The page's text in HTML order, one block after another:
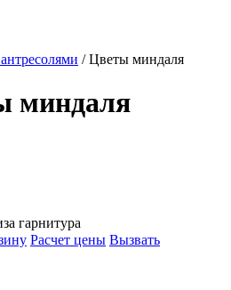
/ Цветы миндаля
миндаля
гарнитура
Расчет цены Вызвать